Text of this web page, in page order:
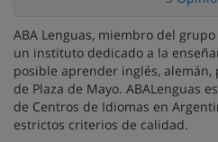
ABA Lenguas, miembro del
un instituto dedicado a la
posible aprender inglés,
de Plaza de Mayo. ABALenguas
de Centros de Idiomas en
estrictos criterios de calidad.